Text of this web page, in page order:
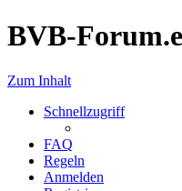
BVB-
Zum Inhalt
Schnellzugriff
FAQ
Regeln
Anmelden